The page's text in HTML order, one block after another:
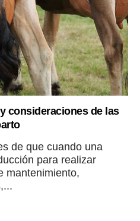
consideraciones de las
de que cuando una
para realizar
mantenimiento,